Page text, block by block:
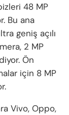
48 MP
Bu ana
geniş açılı
2 MP
Ön
için 8 MP
Vivo, Oppo,